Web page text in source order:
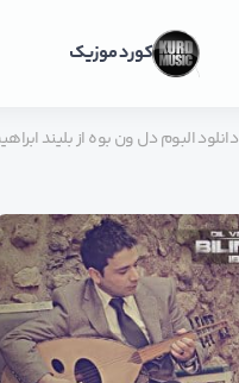
کورد موزیک
دانلود البوم دل ون بوه از بلیند